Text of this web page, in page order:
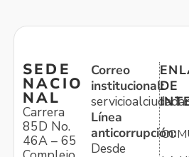
SEDE
NACIO
NAL
Carrera
85D No.
46A – 65
Correo
institucional:
Línea
anticorrupción:
Desde
DE